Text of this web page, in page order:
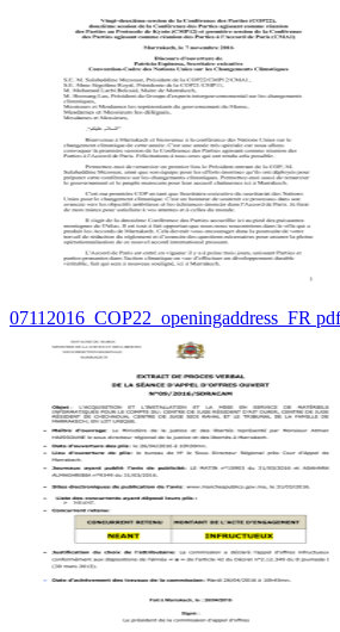
07112016_COP22_openingaddress_FR pdf